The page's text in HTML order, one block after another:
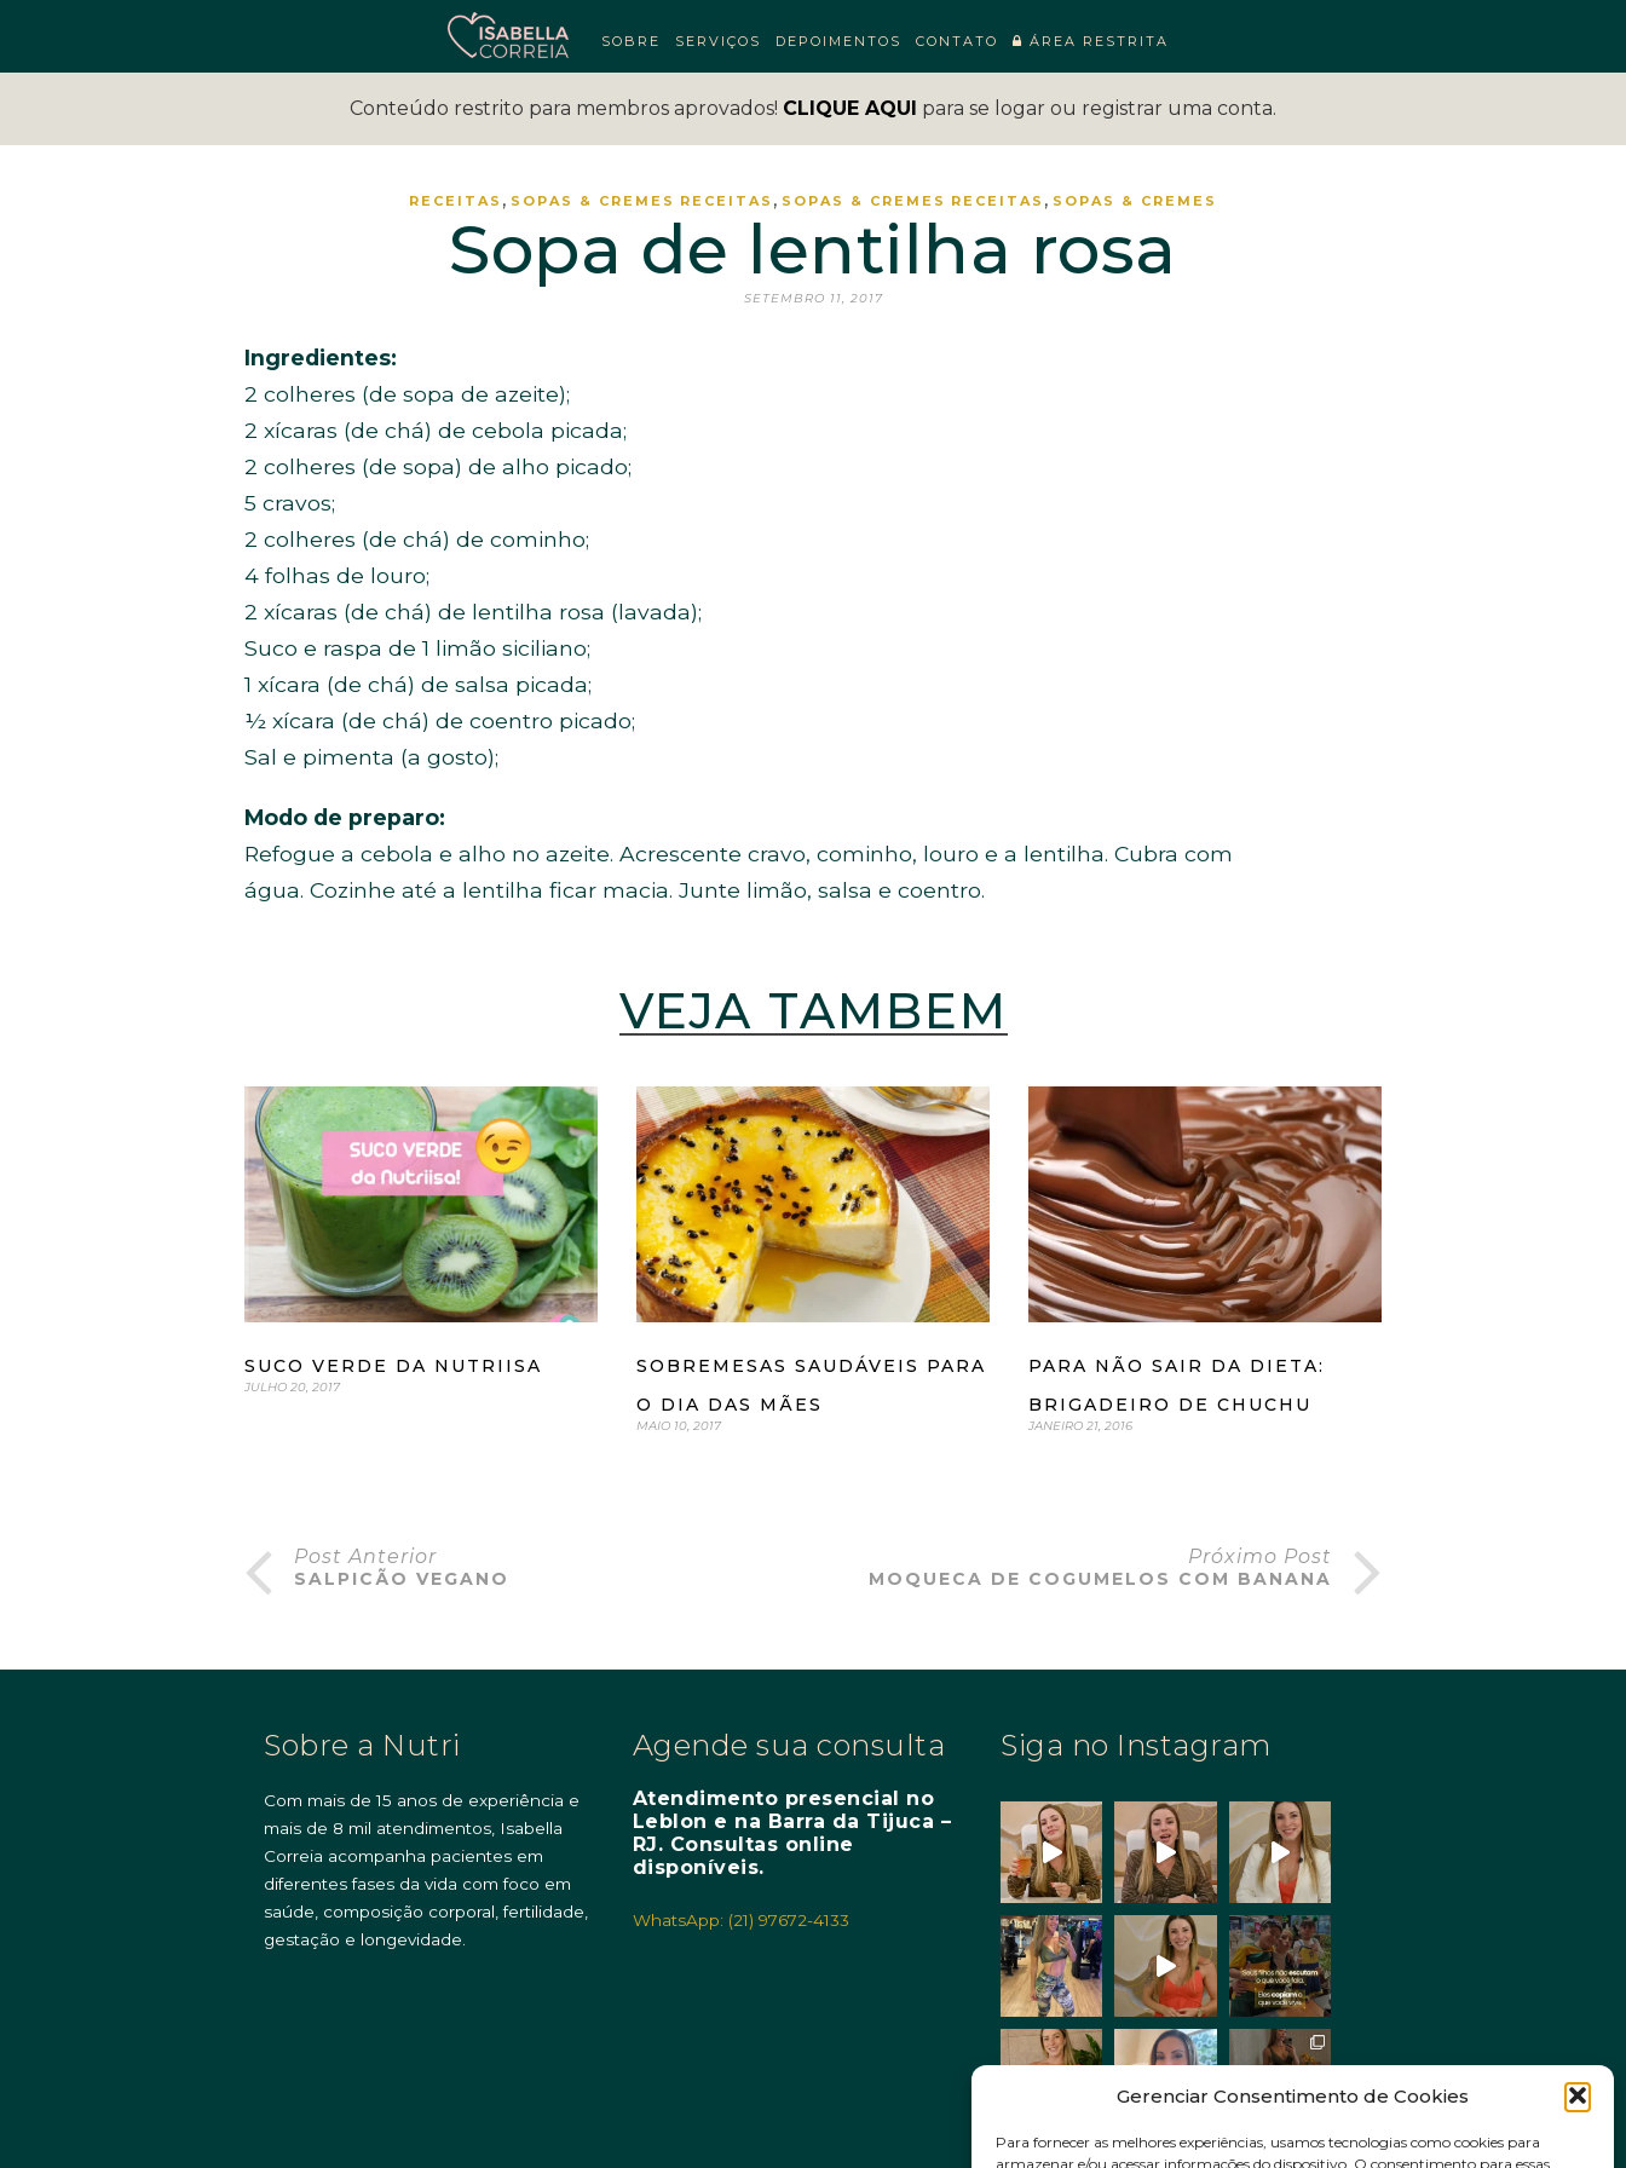
Gerenciar Consentimento de Cookies
Para fornecer as melhores experiências, usamos tecnologias como cookies para
armazenar e/ou acessar informações do dispositivo. O consentimento para essas
SOBRE SERVIÇOS DEPOIMENTOS CONTATO ÁREA RESTRITA
Conteúdo restrito para membros aprovados! CLIQUE AQUI para se logar ou registrar uma conta.
RECEITAS , SOPAS & CREMES RECEITAS , SOPAS & CREMES RECEITAS , SOPAS & CREMES
Sopa de lentilha rosa
SETEMBRO 11, 2017
Ingredientes:
2 colheres (de sopa de azeite);
2 xícaras (de chá) de cebola picada;
2 colheres (de sopa) de alho picado;
5 cravos;
2 colheres (de chá) de cominho;
4 folhas de louro;
2 xícaras (de chá) de lentilha rosa (lavada);
Suco e raspa de 1 limão siciliano;
1 xícara (de chá) de salsa picada;
½ xícara (de chá) de coentro picado;
Sal e pimenta (a gosto);
Modo de preparo:
Refogue a cebola e alho no azeite. Acrescente cravo, cominho, louro e a lentilha. Cubra com
água. Cozinhe até a lentilha ficar macia. Junte limão, salsa e coentro.
VEJA TAMBÉM
SUCO VERDE DA NUTRIISA
JULHO 20, 2017
SOBREMESAS SAUDÁVEIS PARA
O DIA DAS MÃES
MAIO 10, 2017
PARA NÃO SAIR DA DIETA:
BRIGADEIRO DE CHUCHU
JANEIRO 21, 2016
Post Anterior
SALPICÃO VEGANO
Próximo Post
MOQUECA DE COGUMELOS COM BANANA
Sobre a Nutri
Com mais de 15 anos de experiência e
mais de 8 mil atendimentos, Isabella
Correia acompanha pacientes em
diferentes fases da vida com foco em
saúde, composição corporal, fertilidade,
gestação e longevidade.
Agende sua consulta
Atendimento presencial no
Leblon e na Barra da Tijuca –
RJ. Consultas online
disponíveis.
WhatsApp: (21) 97672-4133
Siga no Instagram